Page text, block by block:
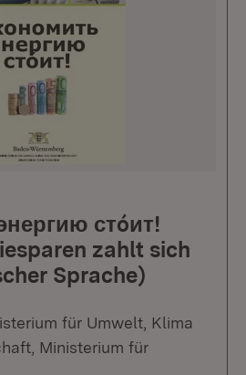
стóит!
zahlt sich
Sprache)
für Umwelt, Klima
Ministerium für